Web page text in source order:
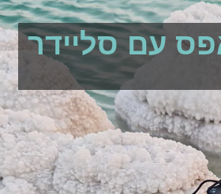
עם סליידר